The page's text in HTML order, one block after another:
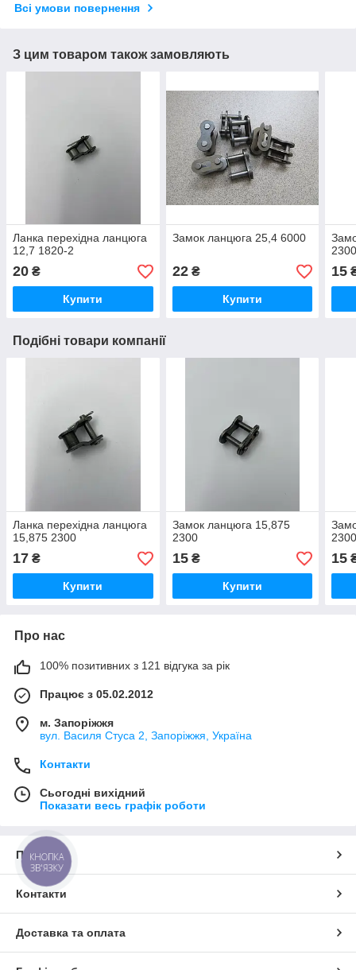
Всі умови повернення
З цим товаром також замовляють
Ланка перехідна ланцюга
12,7 1820-2
20 ₴
Купити
Замок ланцюга 25,4 6000
22₴
Купити
15
Подібні товари компанії
Ланка перехідна ланцюга
15,875 2300
17 ₴
Купити
Замок ланцюга 15,875
2300
15₴
Купити
15
Про нас
100% позитивних з 121 відгука за рік
Працює з 05.02.2012
м. Запоріжжя
вул. Василя Стуса 2, Запоріжжя, Україна
Контакти
Сьогодні вихідний
Показати весь графік роботи
Про нас
Контакти
Доставка та оплата
КНОПКА
ЗВ'ЯЗКУ